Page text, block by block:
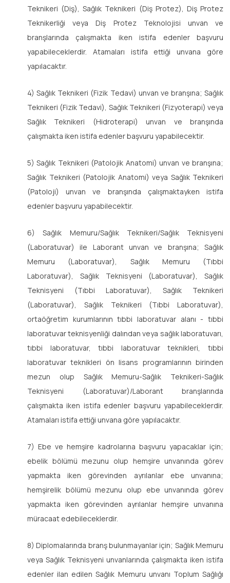
Teknikeri (Diş), Sağlık Teknikeri (Diş Protez), Diş Protez
Teknikerliği veya Diş Protez Teknolojisi unvan ve
branşlarında çalışmakta iken istifa edenler başvuru
yapabileceklerdir. Atamaları istifa ettiği unvana göre
yapılacaktır.
4) Sağlık Teknikeri (Fizik Tedavi) unvan ve branşına; Sağlık
Teknikeri (Fizik Tedavi), Sağlık Teknikeri (Fizyoterapi) veya
Sağlık Teknikeri (Hidroterapi) unvan ve branşında
çalışmakta iken istifa edenler başvuru yapabilecektir.
5) Sağlık Teknikeri (Patolojik Anatomi) unvan ve branşına;
Sağlık Teknikeri (Patolojik Anatomi) veya Sağlık Teknikeri
(Patoloji) unvan ve branşında çalışmaktayken istifa
edenler başvuru yapabilecektir.
6) Sağlık Memuru/Sağlık Teknikeri/Sağlık Teknisyeni
(Laboratuvar) ile Laborant unvan ve branşına; Sağlık
Memuru (Laboratuvar), Sağlık Memuru (Tıbbi
Laboratuvar), Sağlık Teknisyeni (Laboratuvar), Sağlık
Teknisyeni (Tıbbi Laboratuvar), Sağlık Teknikeri
(Laboratuvar), Sağlık Teknikeri (Tıbbi Laboratuvar),
ortaöğretim kurumlarının tıbbi laboratuvar alanı - tıbbi
laboratuvar teknisyenliği dalından veya sağlık laboratuvarı,
tıbbi laboratuvar, tıbbi laboratuvar teknikleri, tıbbi
laboratuvar teknikleri ön lisans programlarının birinden
mezun olup Sağlık Memuru-Sağlık Teknikeri-Sağlık
Teknisyeni (Laboratuvar)/Laborant branşlarında
çalışmakta iken istifa edenler başvuru yapabileceklerdir.
Atamaları istifa ettiği unvana göre yapılacaktır.
7) Ebe ve hemşire kadrolarına başvuru yapacaklar için;
ebelik bölümü mezunu olup hemşire unvanında görev
yapmakta iken görevinden ayrılanlar ebe unvanına;
hemşirelik bölümü mezunu olup ebe unvanında görev
yapmakta iken görevinden ayrılanlar hemşire unvanına
müracaat edebileceklerdir.
8) Diplomalarında branş bulunmayanlar için; Sağlık Memuru
veya Sağlık Teknisyeni unvanlarında çalışmakta iken istifa
edenler ilan edilen Sağlık Memuru unvanı Toplum Sağlığı